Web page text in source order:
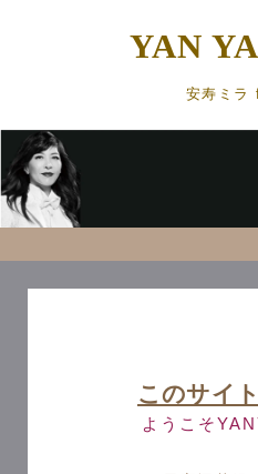
YAN
安寿ミラ
このサイ
ようこそ